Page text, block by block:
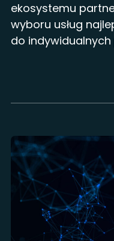
ekosystemu
wyboru usług
do